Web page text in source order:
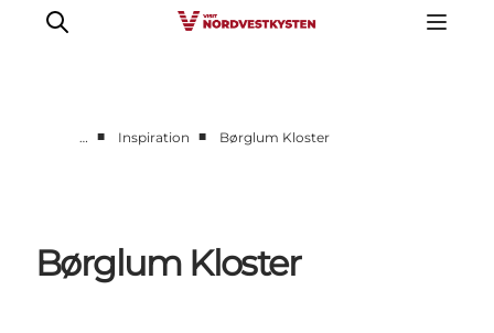
Events
Unterkunft
… ■ Inspiration ■ Børglum Kloster
Børglum Kloster